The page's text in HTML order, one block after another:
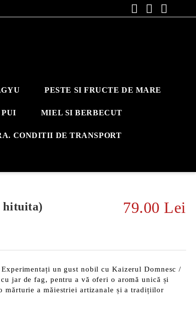
PESTE SI FRUCTE DE MARE
MIEL SI BERBECUT
CONDITII DE TRANSPORT
hituita)
79.00 Lei
un gust nobil cu Kaizerul Domnesc /
jar de fag, pentru a vă oferi o aromă unică și
mărturie a măiestriei artizanale și a tradițiilor